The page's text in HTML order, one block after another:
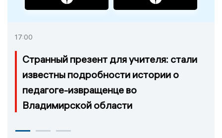
17:00
Странный презент для учителя: стали
известны подробности истории о
педагоге-извращенце во
Владимирской области